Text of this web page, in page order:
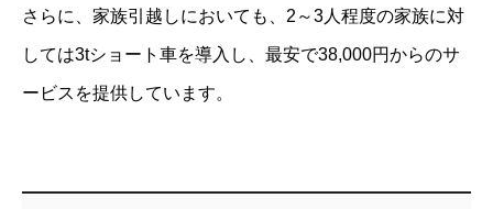
さらに、家族引越しにおいても、2～3人程度の家族に対
しては3tショート車を導入し、最安で38,000円からのサ
ービスを提供しています。